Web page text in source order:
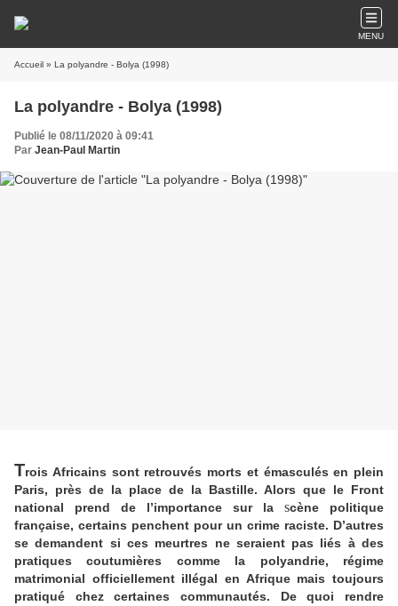
MENU
Accueil » La polyandre - Bolya (1998)
La polyandre - Bolya (1998)
Publié le 08/11/2020 à 09:41
Par Jean-Paul Martin
Trois Africains sont retrouvés morts et émasculés en plein
Paris, près de la place de la Bastille. Alors que le Front
national prend de l’importance sur la scène politique
française, certains penchent pour un crime raciste. D’autres
se demandent si ces meurtres ne seraient pas liés à des
pratiques coutumières comme la polyandrie, régime
matrimonial officiellement illégal en Afrique mais toujours
pratiqué chez certaines communautés. De quoi rendre